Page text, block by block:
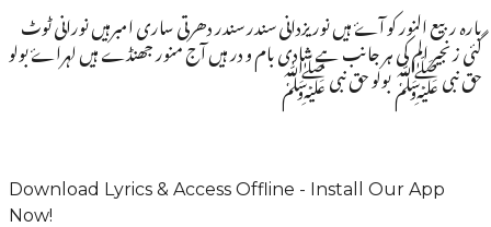
بارہ ربیع النور کو آۓ ہیں نور یزدانی سندر سندر دھرتی ساری امبرہیں نورانی ٹوٹ
گئی زنجیر الم کی ہر جانب ہے شادی بام و در ہیں آج منور جھنڈے ہیں لہراۓ بولو
حق نبی ﷺ بولو حق نبی ﷺ
Download Lyrics & Access Offline - Install Our App
Now!